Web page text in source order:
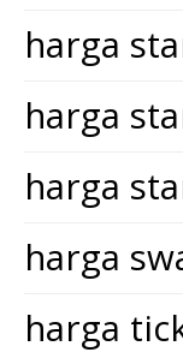
harga
harga
harga
harga
harga